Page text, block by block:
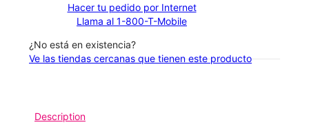
Hacer tu pedido por Internet
Llama al 1-800-T-Mobile
¿No está en existencia?
Ve las tiendas cercanas que tienen este producto
Description